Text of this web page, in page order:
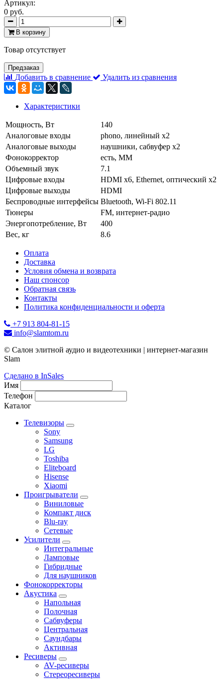
Артикул:
0 руб.
В корзину
Товар отсутствует
Предзаказ
Добавить в сравнение Удалить из сравнения
Характеристики
Мощность, Вт
140
Аналоговые входы
phono, линейный x2
Аналоговые выходы
наушники, сабвуфер x2
Фонокорректор
есть, MM
Объемный звук
7.1
Цифровые входы
HDMI x6, Ethernet, оптический x2
Цифровые выходы
HDMI
Беспроводные интерфейсы Bluetooth, Wi-Fi 802.11
Тюнеры
FM, интернет-радио
Энергопотребление, Вт
400
Вес, кг
8.6
Оплата
Доставка
Условия обмена и возврата
Наш спонсор
Обратная связь
Контакты
Политика конфиденциальности и оферта
+7 913 804-81-15
info@slamtom.ru
© Салон элитной аудио и видеотехники | интернет-магазин
Slam
Сделано в InSales
Имя
Телефон
Каталог
Телевизоры
Sony
Samsung
LG
Toshiba
Eliteboard
Hisense
Xiaomi
Проигрыватели
Виниловые
Компакт диск
Blu-ray
Сетевые
Усилители
Интегральные
Ламповые
Гибридные
Для наушников
Фонокорректоры
Акустика
Напольная
Полочная
Сабвуферы
Центральная
Саундбары
Активная
Ресиверы
AV-ресиверы
Стереоресиверы